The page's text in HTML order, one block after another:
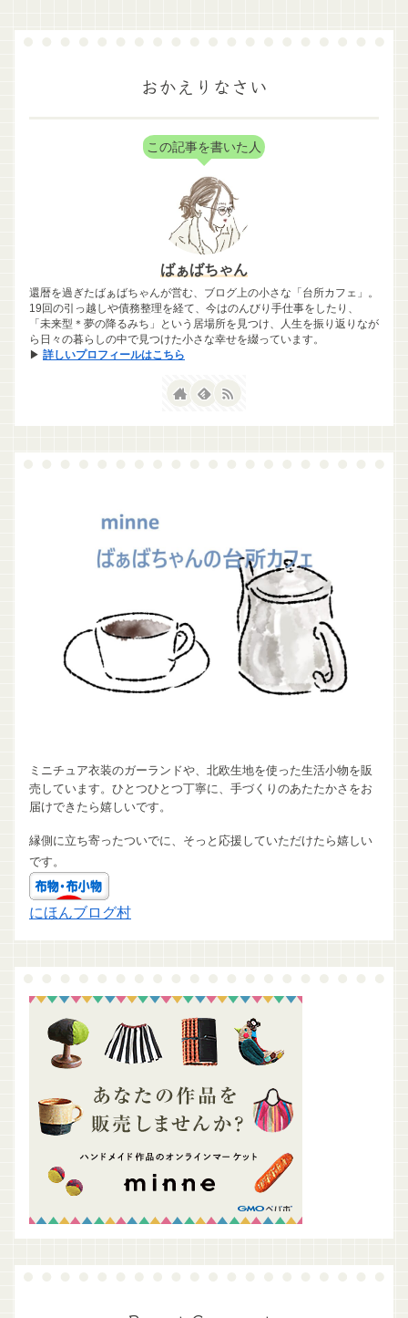
おかえりなさい
この記事を書いた人
ばぁばちゃん
還暦を過ぎたばぁばちゃんが営む、ブログ上の小さな「台所カフェ」。
19回の引っ越しや債務整理を経て、今はのんびり手仕事をしたり、
「未来型＊夢の降るみち」という居場所を見つけ、人生を振り返りなが
ら日々の暮らしの中で見つけた小さな幸せを綴っています。
▶ 詳しいプロフィールはこちら
ミニチュア衣装のガーランドや、北欧生地を使った生活小物を販
売しています。ひとつひとつ丁寧に、手づくりのあたたかさをお
届けできたら嬉しいです。
縁側に立ち寄ったついでに、そっと応援していただけたら嬉しい
です。
にほんブログ村